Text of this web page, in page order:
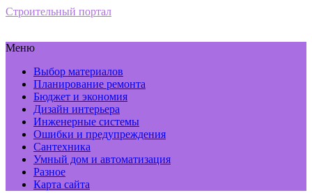
Строительный портал
Меню
Выбор материалов
Планирование ремонта
Бюджет и экономия
Дизайн интерьера
Инженерные системы
Ошибки и предупреждения
Сантехника
Умный дом и автоматизация
Разное
Карта сайта